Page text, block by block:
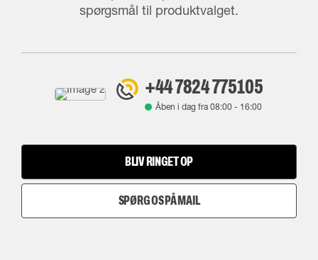
spørgsmål til produktvalget.
+44 7824 775105
Åben i dag fra08:00- 16:00
BLIV RINGET OP
SPØRG OS PÅ MAIL